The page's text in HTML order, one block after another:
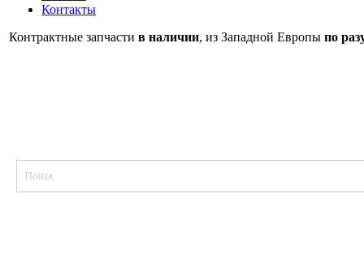
Контакты
Контрактные запчасти в наличии, из Западной Европы по